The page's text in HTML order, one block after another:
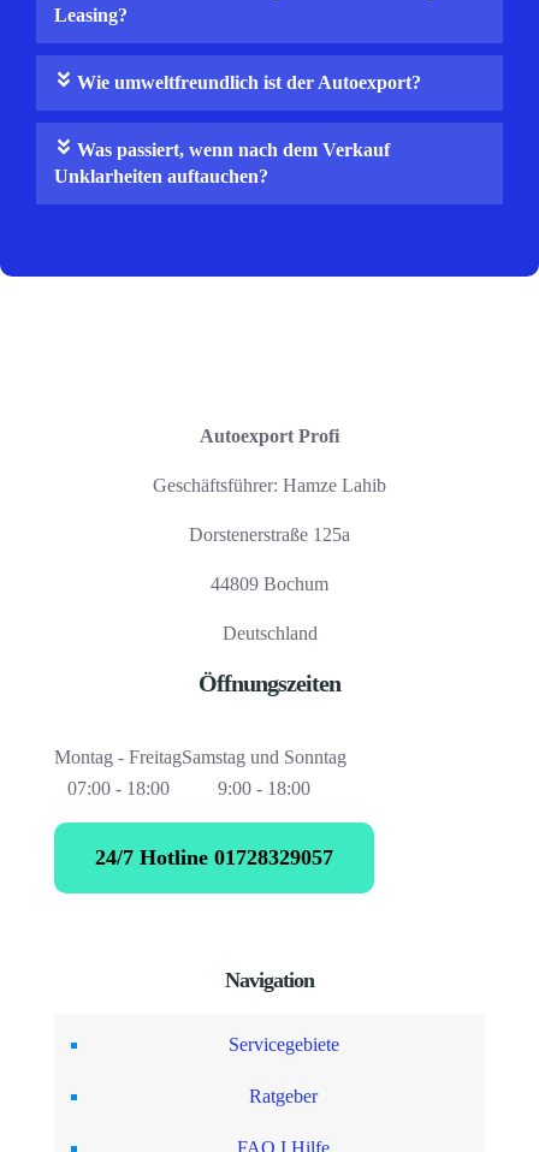
Leasing?
Wie umweltfreundlich ist der Autoexport?
Was passiert, wenn nach dem Verkauf
Unklarheiten auftauchen?
Autoexport Profi
Geschäftsführer: Hamze Lahib
Dorstenerstraße 125a
44809 Bochum
Deutschland
Öffnungszeiten
Montag - Freitag
07:00 - 18:00
Samstag und Sonntag
9:00 - 18:00
24/7 Hotline 01728329057
Navigation
Servicegebiete
Ratgeber
FAQ I Hilfe